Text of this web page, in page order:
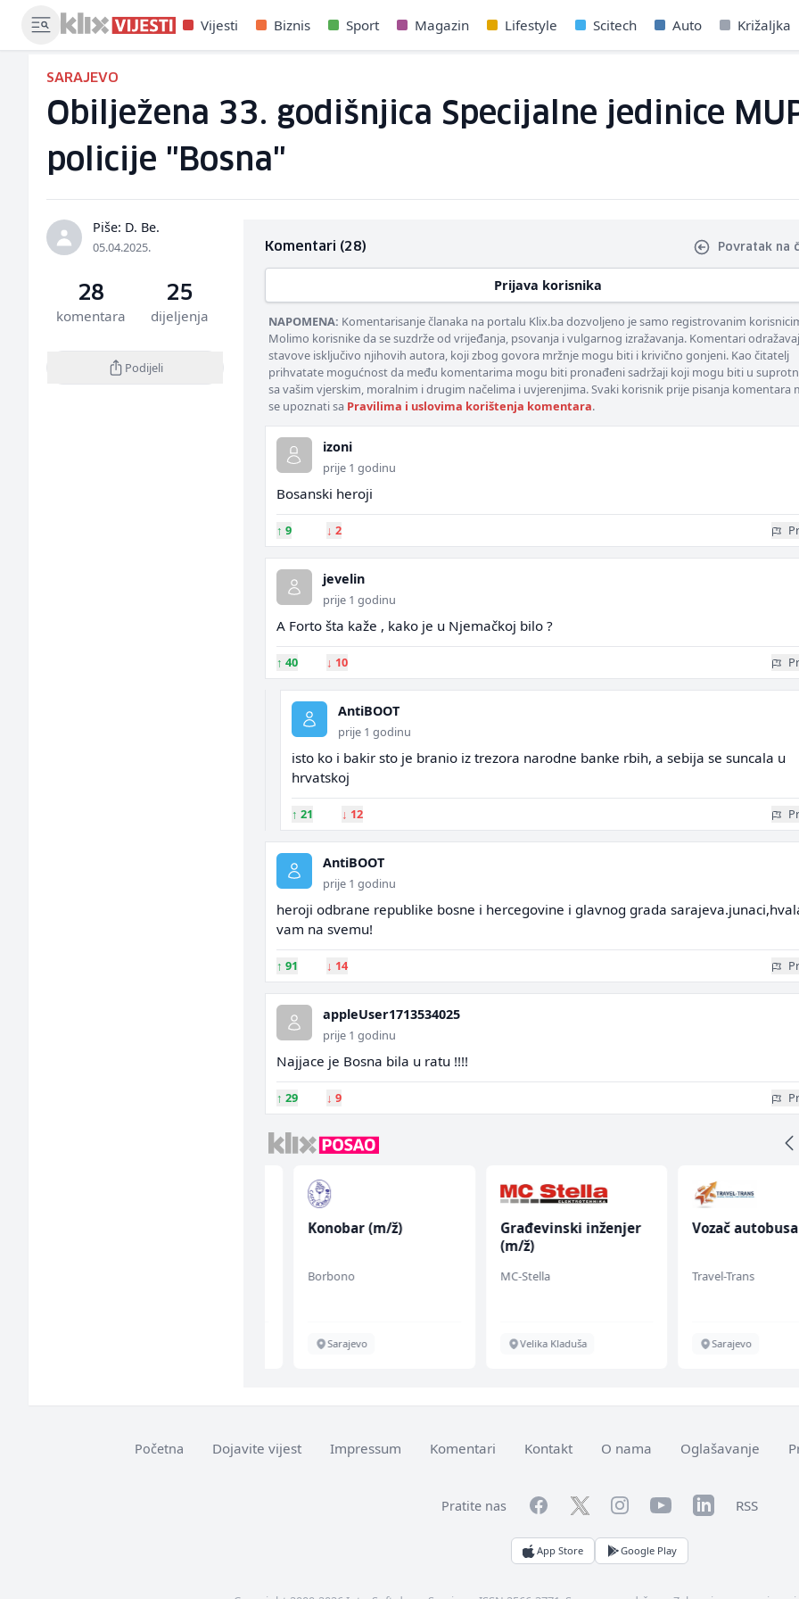
Vijesti Biznis Sport Magazin Lifestyle Scitech Auto Križaljka
SARAJEVO
Obilježena 33. godišnjica Specijalne jedinice
policije "Bosna"
Piše: D. Be.
05.04.2025.
28
komentara
25
dijeljenja
Podijeli
Komentari (28) Povratak na
Prijava korisnika
NAPOMENA: Komentarisanje članaka na portalu Klix.ba dozvoljeno je samo registrovanim
Molimo korisnike da se suzdrže od vrijeđanja, psovanja i vulgarnog izražavanja. Komentari
stavove isključivo njihovih autora, koji zbog govora mržnje mogu biti i krivično gonjeni. Kao čitatelj
prihvatate mogućnost da među komentarima mogu biti pronađeni sadržaji koji mogu biti u
sa vašim vjerskim, moralnim i drugim načelima i uvjerenjima. Svaki korisnik prije pisanja komentara
se upoznati sa Pravilima i uslovima korištenja komentara.
izoni
prije 1 godinu
Bosanski heroji
↑ 9 ↓ 2
jevelin
prije 1 godinu
A Forto šta kaže , kako je u Njemačkoj bilo ?
↑ 40 ↓ 10
AntiBOOT
prije 1 godinu
isto ko i bakir sto je branio iz trezora narodne banke rbih, a sebija se suncala u
hrvatskoj
↑ 21 ↓ 12
AntiBOOT
prije 1 godinu
heroji odbrane republike bosne i hercegovine i glavnog grada
vam na svemu!
↑ 91 ↓ 14
appleUser1713534025
prije 1 godinu
Najjace je Bosna bila u ratu !!!!
↑ 29 ↓ 9
Konobar (m/ž)
Borbono
Sarajevo
Građevinski inženjer
(m/ž)
MC-Stella
Velika Kladuša
Vozač autobusa (m/
Travel-Trans
Sarajevo
Početna Dojavite vijest Impressum Komentari Kontakt O nama Oglašavanje
Pratite nas FacebookTwitterInstagramYouTubeLinkedInRSS
App Store Google Play